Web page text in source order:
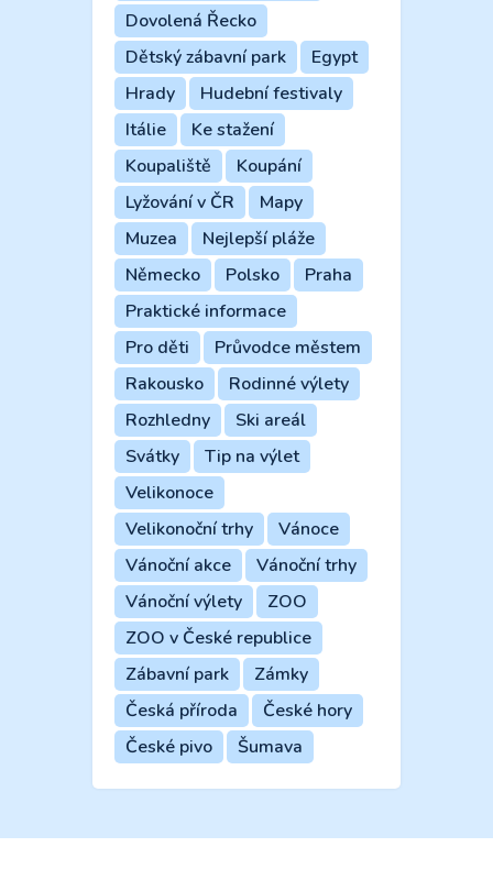
Dovolená Řecko
Dětský zábavní park
Egypt
Hrady
Hudební festivaly
Itálie
Ke stažení
Koupaliště
Koupání
Lyžování v ČR
Mapy
Muzea
Nejlepší pláže
Německo
Polsko
Praha
Praktické informace
Pro děti
Průvodce městem
Rakousko
Rodinné výlety
Rozhledny
Ski areál
Svátky
Tip na výlet
Velikonoce
Velikonoční trhy
Vánoce
Vánoční akce
Vánoční trhy
Vánoční výlety
ZOO
ZOO v České republice
Zábavní park
Zámky
Česká příroda
České hory
České pivo
Šumava